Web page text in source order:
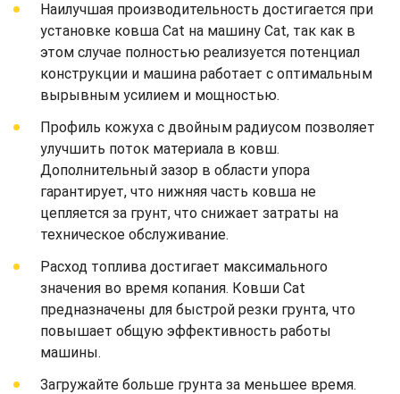
Наилучшая производительность достигается при
установке ковша Cat на машину Cat, так как в
этом случае полностью реализуется потенциал
конструкции и машина работает с оптимальным
вырывным усилием и мощностью.
Профиль кожуха с двойным радиусом позволяет
улучшить поток материала в ковш.
Дополнительный зазор в области упора
гарантирует, что нижняя часть ковша не
цепляется за грунт, что снижает затраты на
техническое обслуживание.
Расход топлива достигает максимального
значения во время копания. Ковши Cat
предназначены для быстрой резки грунта, что
повышает общую эффективность работы
машины.
Загружайте больше грунта за меньшее время.